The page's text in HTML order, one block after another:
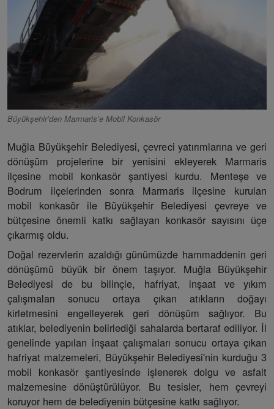
Büyükşehir’den Marmaris’e Mobil Konkasör
Muğla Büyükşehir Belediyesi, çevreci yatırımlarına ve geri
dönüşüm projelerine bir yenisini ekleyerek Marmaris
ilçesine mobil konkasör şantiyesi kurdu. Menteşe ve
Bodrum ilçelerinden sonra Marmaris ilçesine kurulan
mobil konkasör ile Büyükşehir Belediyesi çevreye ve
bütçesine önemli katkı sağlayan konkasör sayısını üçe
çıkarmış oldu.
Doğal rezervlerin azaldığı günümüzde hammaddenin geri
dönüşümü büyük bir önem taşıyor. Muğla Büyükşehir
Belediyesi de bu bilinçle, hafriyat, inşaat ve yıkım
çalışmaları sonucu ortaya çıkan atıkların doğayı
kirletmesini engelleyerek geri dönüşüm sağlıyor. Bu
atıklar, belediyenin belirlediği sahalarda bertaraf ediliyor. İl
genelinde yapılan inşaat çalışmaları sonucu ortaya çıkan
hafriyat malzemeleri, Büyükşehir Belediyesi'nin kurduğu 3
mobil konkasör şantiyesinde işlenerek dolgu ve asfalt
malzemesine dönüştürülüyor. Bu tesisler, hem çevreyi
koruyor hem de belediyenin bütçesine katkı sağlıyor.